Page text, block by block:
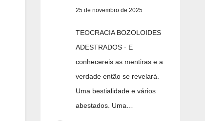
25 de novembro de 2025
TEOCRACIA BOZOLOIDES
ADESTRADOS - E
conhecereis as mentiras e a
verdade então se revelará.
Uma bestialidade e vários
abestados. Uma…